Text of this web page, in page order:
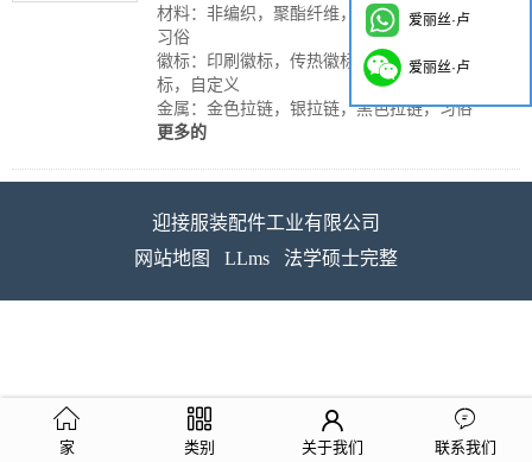
材料：非编织，聚酯纤维，牛津，棉花，缎面，
习俗
徽标：印刷徽标，传热徽标，刺绣徽标，标签徽
标，自定义
金属：金色拉链，银拉链，黑色拉链，习俗
更多的
迎接服装配件工业有限公司
网站地图
LLms 法学硕士完整
家 类别 关于我们 联系我们
爱丽丝·卢
爱丽丝·卢